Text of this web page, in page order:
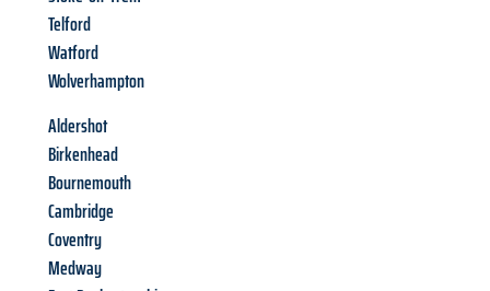
Telford
Watford
Wolverhampton
Aldershot
Birkenhead
Bournemouth
Cambridge
Coventry
Medway